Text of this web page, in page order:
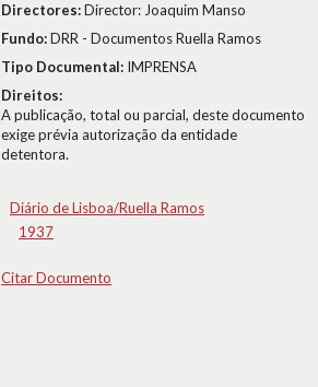
Directores:Director: Joaquim Manso
Fundo:DRR - Documentos Ruella Ramos
Tipo Documental: IMPRENSA
Direitos:
A publicação, total ou parcial, deste documento
exige prévia autorização da entidade
detentora.
Diário de Lisboa/Ruella Ramos
1937
Citar Documento